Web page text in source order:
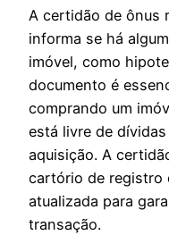
A certidão de ônus
informa se há
imóvel, como
documento é
comprando um
está livre de
aquisição. A
cartório de registro
atualizada para
transação.